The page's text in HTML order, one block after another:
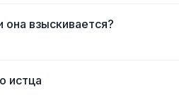
взыскивается?
истца